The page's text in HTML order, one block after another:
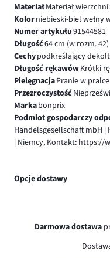
MateriałMateriał
Kolorniebieski-biel wełny
Numer artykułu91544581
Długość64 cm (w rozm. 42)
Cechypodkreślający
Długość rękawówKrótki
PielęgnacjaPranie w pralce
Przezroczystość
Markabonprix
Podmiot gospodarczy
Handelsgesellschaft mbH |
| Niemcy, Kontakt:
Opcje dostawy
Darmowa dostawa